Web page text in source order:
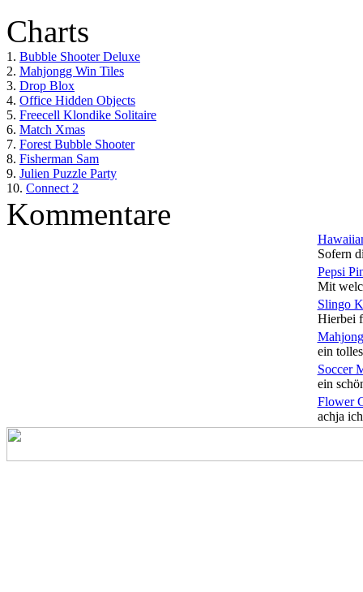
Charts
1. Bubble Shooter Deluxe
2. Mahjongg Win Tiles
3. Drop Blox
4. Office Hidden Objects
5. Freecell Klondike Solitaire
6. Match Xmas
7. Forest Bubble Shooter
8. Fisherman Sam
9. Julien Puzzle Party
10. Connect 2
Kommentare
Sofern
Pepsi
Mit
Slingo
Hierbei
ein
Soccer
ein
Flower
achja